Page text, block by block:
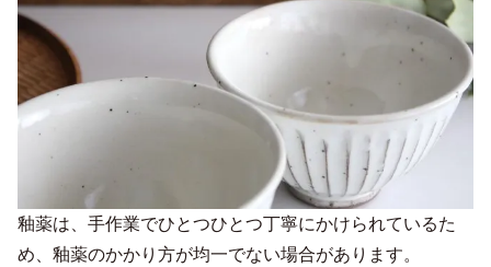
釉薬は、手作業でひとつひとつ丁寧にかけられているた
め、釉薬のかかり方が均一でない場合があります。